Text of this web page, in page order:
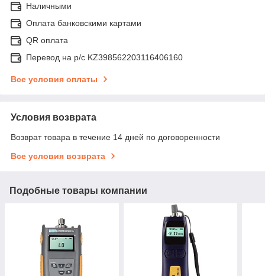
Наличными
Оплата банковскими картами
QR оплата
Перевод на р/с KZ398562203116406160
Все условия оплаты
Условия возврата
Возврат товара в течение 14 дней по договоренности
Все условия возврата
Подобные товары компании